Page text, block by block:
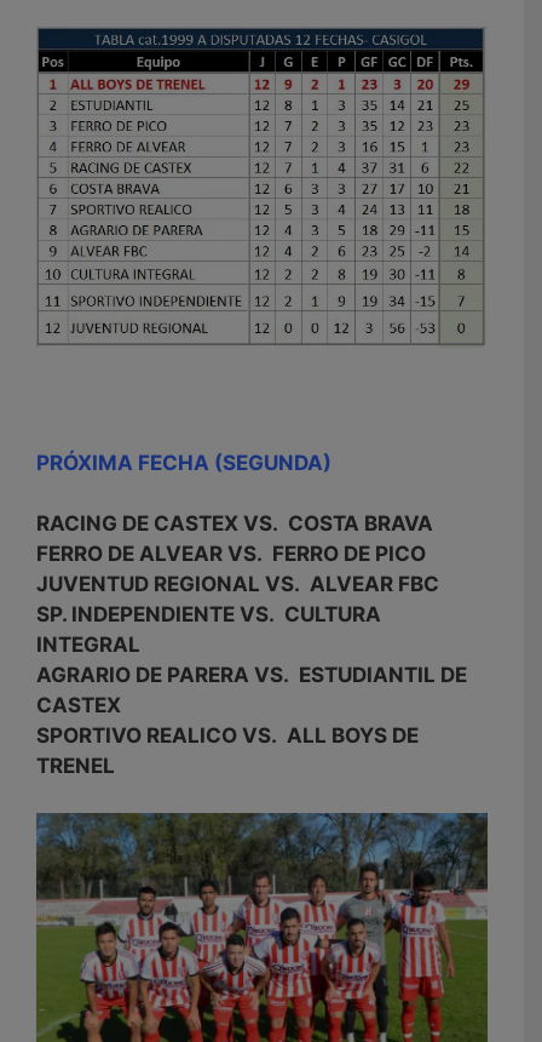
PRÓXIMA FECHA (SEGUNDA)
RACING DE CASTEX VS. COSTA BRAVA
FERRO DE ALVEAR VS. FERRO DE PICO
JUVENTUD REGIONAL VS. ALVEAR FBC
SP. INDEPENDIENTE VS. CULTURA
INTEGRAL
AGRARIO DE PARERA VS. ESTUDIANTIL DE
CASTEX
SPORTIVO REALICO VS. ALL BOYS DE
TRENEL